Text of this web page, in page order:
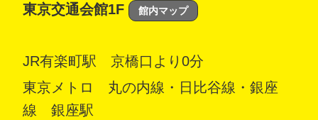
東京交通会館1F
館内マップ
JR有楽町駅 京橋口より0分
東京メトロ 丸の内線・日比谷線・銀座
線 銀座駅